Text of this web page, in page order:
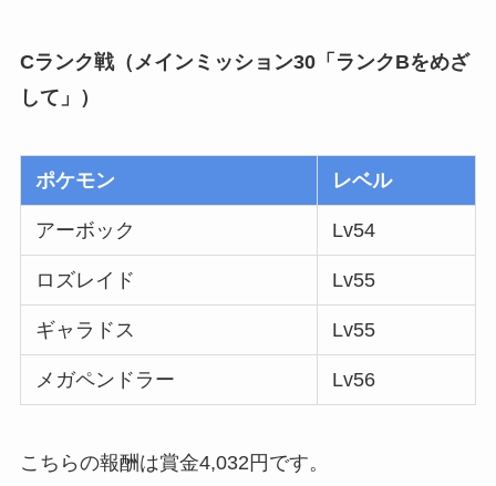
Cランク戦（メインミッション30「ランクBをめざ
して」）
ポケモン レベル
アーボック Lv54
ロズレイド Lv55
ギャラドス Lv55
メガペンドラー Lv56
こちらの報酬は賞金4,032円です。